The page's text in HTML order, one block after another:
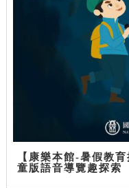
【康樂本館-暑假教
童版語音導覽趣探索